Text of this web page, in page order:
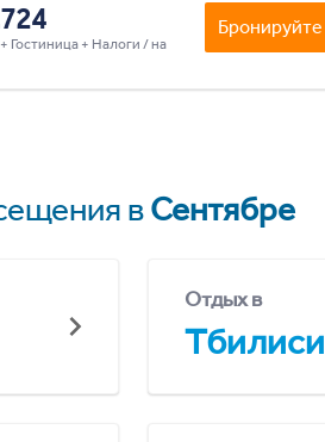
Гостиница + Налоги / на
Бронируйте
вСентябре
Отдых в
Тбилиси